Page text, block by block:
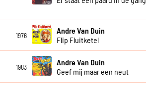
1976
Andre Van Duin
Flip Fluitketel
1983
Andre Van Duin
Geef mij maar een neut